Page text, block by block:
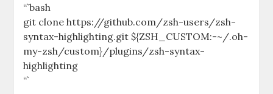
“`bash
git clone https://github.com/zsh-users/zsh-
syntax-highlighting.git ${ZSH_CUSTOM:-~/.oh-
my-zsh/custom}/plugins/zsh-syntax-
highlighting
“`